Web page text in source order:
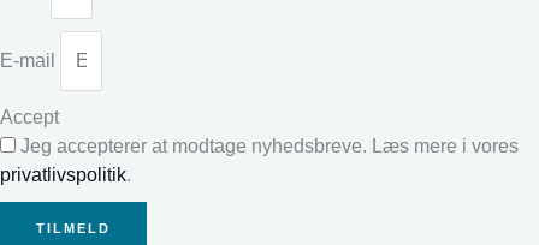
E-mail
Accept
Jeg accepterer at modtage nyhedsbreve. Læs mere i vores
privatlivspolitik.
TILMELD